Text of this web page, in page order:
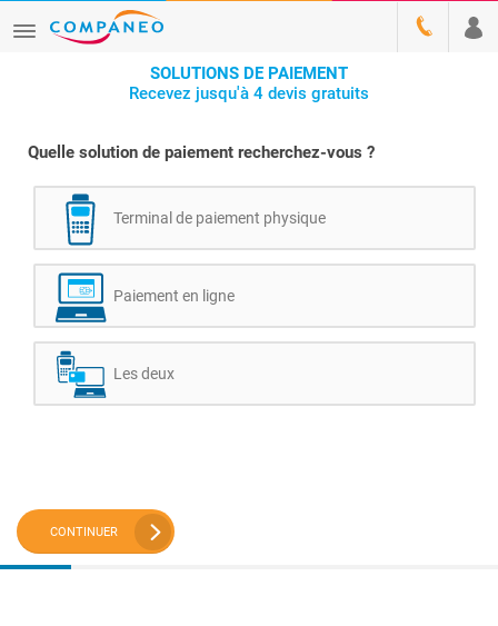
SOLUTIONS DE PAIEMENT
Recevez jusqu'à 4 devis gratuits
Quelle solution de paiement recherchez-vous ?
Terminal de paiement physique
Paiement en ligne
Les deux
CONTINUER